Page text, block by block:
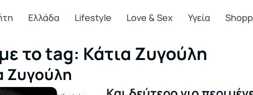
Ελλάδα Lifestyle Love & Sex Υγεία
το tag: Κάτια Ζυγούλη
Ζυγούλη